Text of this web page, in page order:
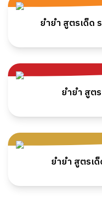
ยำยำ สูตรเด็ด
ยำยำ สูต
ยำยำ สูตรเ